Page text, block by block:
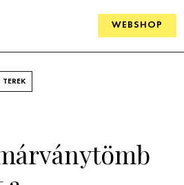
WEBSHOP
TEREK